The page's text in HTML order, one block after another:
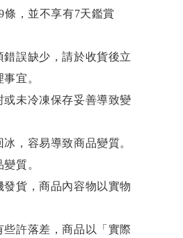
條，並不享有7天鑑賞
錯誤缺少，請於收貨後立
宜。
或未冷凍保存妥善導致變
，容易導致商品變質。
質。
發貨，商品內容物以實物
些許落差，商品以「實際